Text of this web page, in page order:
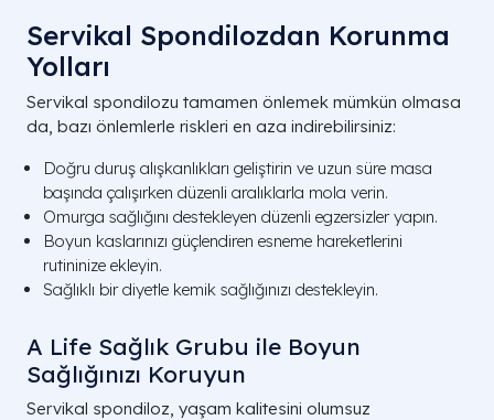
Servikal Spondilozdan Korunma
Yolları
Servikal spondilozu tamamen önlemek mümkün olmasa
da, bazı önlemlerle riskleri en aza indirebilirsiniz:
Doğru duruş alışkanlıkları geliştirin ve uzun süre masa
başında çalışırken düzenli aralıklarla mola verin.
Omurga sağlığını destekleyen düzenli egzersizler yapın.
Boyun kaslarınızı güçlendiren esneme hareketlerini
rutininize ekleyin.
Sağlıklı bir diyetle kemik sağlığınızı destekleyin.
A Life Sağlık Grubu ile Boyun
Sağlığınızı Koruyun
Servikal spondiloz, yaşam kalitesini olumsuz